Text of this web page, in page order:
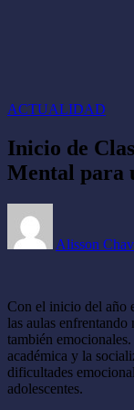
ACTUALIDAD
Inicio de
Mental para
Alisson
Con el inicio del año
las aulas
también
académica y la
dificultades
adolescentes.